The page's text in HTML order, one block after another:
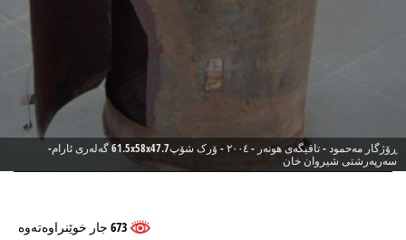
ڕۆژگار مەحمود - تاقیگەی هونەر - ٢٠٠٤ - ۆرک شۆپ61.5x58x47.7 گەلەری ئارام-
سەرپەرشتی شیروان خان